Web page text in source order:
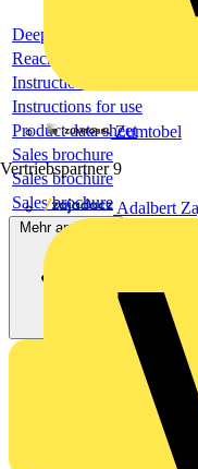
Zumtobel
Vertriebspartner 9
Adalbert
Deeplink product page
Reach Declaration URL
Instructions for use
Instructions for use
Product data sheet
Sales brochure
Sales brochure
Sales brochure
Mehr anzeigen